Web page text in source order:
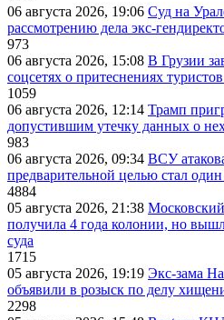
06 августа 2026, 19:06 Суд на
рассмотрению дела экс-
973
06 августа 2026, 15:08 В Грузии
соцсетях о притеснениях
1059
06 августа 2026, 12:14 Трамп
допустившим утечку данных о
983
06 августа 2026, 09:34 ВСУ
предварительной целью стал
4884
05 августа 2026, 21:38
получила 4 года колонии, но
суда
1715
05 августа 2026, 19:19 Экс-зама
объявили в розыск по делу
2298